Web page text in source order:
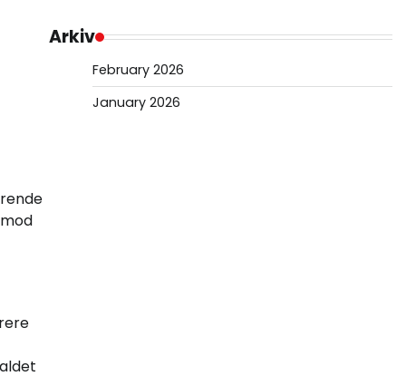
Arkiv
February 2026
January 2026